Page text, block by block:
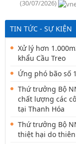
(30/07/2026)
TIN TỨC - SỰ KIỆN
Xử lý hơn
khẩu Cầu Treo
Ứng phó bão số
Thứ trưởng Bộ
chất lượng các
tại Thanh Hóa
Thứ trưởng Bộ
thiệt hại do